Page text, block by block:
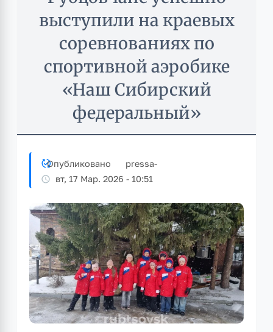
contentвыступили на краевых
соревнованиях по
спортивной аэробике
«Наш Сибирский
федеральный»
Опубликовано pressa-
вт, 17 Мар. 2026 - 10:51